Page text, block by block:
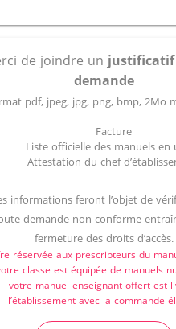
de joindre un
demande
pdf, jpeg, jpg, png, bmp, 2Mo
Facture
Liste officielle des manuels en
Attestation du chef
informations feront l’objet de
demande non conforme
fermeture des droits d’accès.
réservée aux prescripteurs du
classe est équipée de manuels
votre manuel enseignant offert est
l’établissement avec la commande